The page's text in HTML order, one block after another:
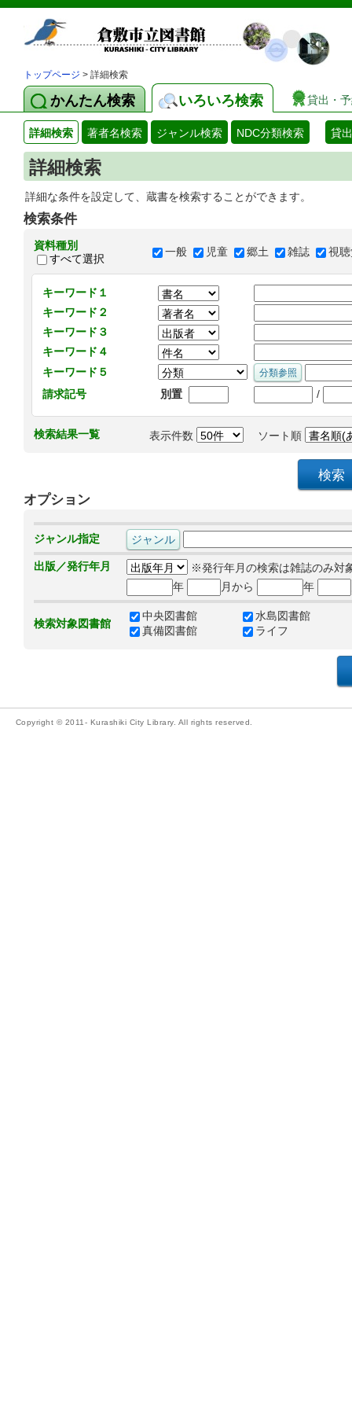
トップページ > 詳細検索
かんたん検索 いろいろ検索 貸出・
詳細検索 著者名検索 ジャンル検索 NDC分類検索 貸
詳細検索
詳細な条件を設定して、蔵書を検索することができます。
検索条件
資料種別
すべて選択
一般 児童 郷土 雑誌 視
キーワード１
キーワード２
キーワード３
キーワード４
キーワード５
請求記号
別置 /
検索結果一覧 表示件数 ソート順
オプション
ジャンル指定
出版／発行年月
※発行年月の検索は雑誌のみ対
年
月から 年
検索対象図書館
中央図書館
水島図書館
真備図書館
ライフ
Copyright © 2011- Kurashiki City Library. All rights reserved.